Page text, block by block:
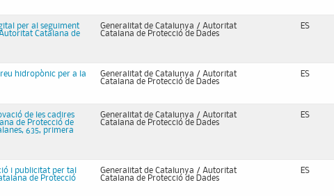
per al seguiment
Catalana de
Generalitat de Catalunya / Autoritat
Catalana de Protecció de Dades
ES
hidropònic per a la
Generalitat de Catalunya / Autoritat
Catalana de Protecció de Dades
ES
de les cadires
de Protecció de
635, primera
Generalitat de Catalunya / Autoritat
Catalana de Protecció de Dades
ES
i publicitat per tal
de Protecció
Generalitat de Catalunya / Autoritat
Catalana de Protecció de Dades
ES